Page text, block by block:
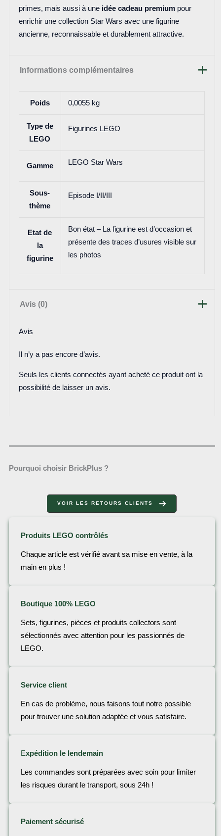
primes, mais aussi à une idée cadeau premiumpour
enrichir une collection Star Wars avec une figurine
ancienne, reconnaissable et durablement attractive.
Informations complémentaires
Poids 0,0055 kg
Type de
LEGO
Figurines LEGO
Gamme LEGO Star Wars
Sous-
thème
Episode I/II/III
Etat de
la
figurine
Bon état – La figurine est d’occasion et
présente des traces d’usures visible sur
les photos
Avis (0)
Avis
Il n’y a pas encore d’avis.
Seuls les clients connectés ayant acheté ce produit ont la
possibilité de laisser un avis.
Pourquoi choisir BrickPlus ?
VOIR LES RETOURS CLIENTS
Produits LEGO contrôlés
Chaque article est vérifié avant sa mise en vente, à la
main en plus !
Boutique 100% LEGO
Sets, figurines, pièces et produits collectors sont
sélectionnés avec attention pour les passionnés de
LEGO.
Service client
En cas de problème, nous faisons tout notre possible
pour trouver une solution adaptée et vous satisfaire.
Expédition le lendemain
Les commandes sont préparées avec soin pour limiter
les risques durant le transport, sous 24h !
Paiement sécurisé